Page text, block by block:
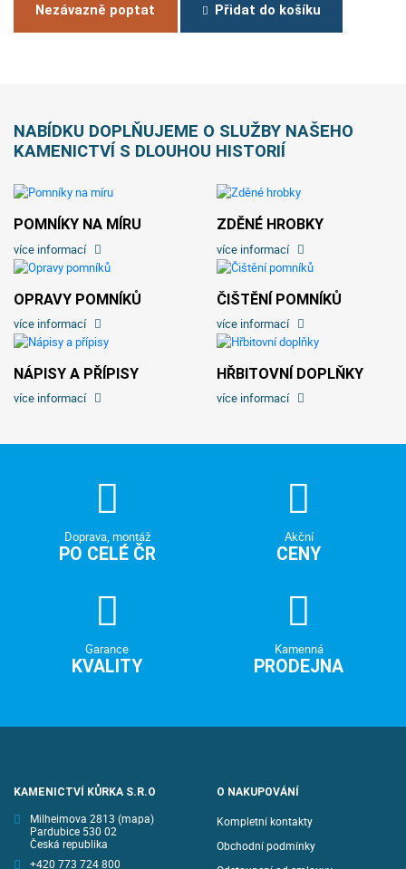
Nezávazně poptat Přidat do košíku
NABÍDKU DOPLŇUJEME O SLUŽBY NAŠEHO
KAMENICTVÍ S DLOUHOU HISTORIÍ
POMNÍKY NA MÍRU
více informací
ZDĚNÉ HROBKY
více informací
OPRAVY POMNÍKŮ
více informací
ČIŠTĚNÍ POMNÍKŮ
více informací
NÁPISY A PŘÍPISY
více informací
HŘBITOVNÍ DOPLŇKY
více informací
Doprava, montáž
PO CELÉ ČR
Akční
CENY
Garance
KVALITY
Kamenná
PRODEJNA
KAMENICTVÍ KŮRKA S.R.O
Milheimova 2813 (mapa)
Pardubice 530 02
Česká republika
+420 773 724 800
O NAKUPOVÁNÍ
Kompletní kontakty
Obchodní podmínky